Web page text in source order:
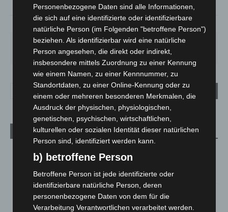
FR.
21°
SA.
26°
SO.
32°
MO.
30°
Aktuelle Beiträge
eingedämmt
6. August 2026
Region Hannover: 21 neue Notfallsanitäter starten beim
Roten Kreuz
Personenbezogene Daten sind alle Informationen,
die sich auf eine identifizierte oder identifizierbare
natürliche Person (im Folgenden "betroffene Person")
beziehen. Als identifizierbar wird eine natürliche
Person angesehen, die direkt oder indirekt,
insbesondere mittels Zuordnung zu einer Kennung
wie einem Namen, zu einer Kennnummer, zu
Standortdaten, zu einer Online-Kennung oder zu
einem oder mehreren besonderen Merkmalen, die
Ausdruck der physischen, physiologischen,
genetischen, psychischen, wirtschaftlichen,
kulturellen oder sozialen Identität dieser natürlichen
Person sind, identifiziert werden kann.
b) betroffene Person
Betroffene Person ist jede identifizierte oder
identifizierbare natürliche Person, deren
personenbezogene Daten von dem für die
Verarbeitung Verantwortlichen verarbeitet werden.